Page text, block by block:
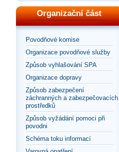
Organizační část
Povodňové komise
Organizace povodňové služby
Způsob vyhlašování SPA
Organizace dopravy
Způsob zabezpečení
záchranných a zabezpečovacích
prostředků
Způsob vyžádání pomoci při
povodni
Schéma toku informací